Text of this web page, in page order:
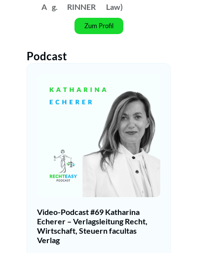
A g.
RINNER
Law)
Zum Profil
Podcast
Video-Podcast #69 Katharina
Echerer – Verlagsleitung Recht,
Wirtschaft, Steuern facultas
Verlag